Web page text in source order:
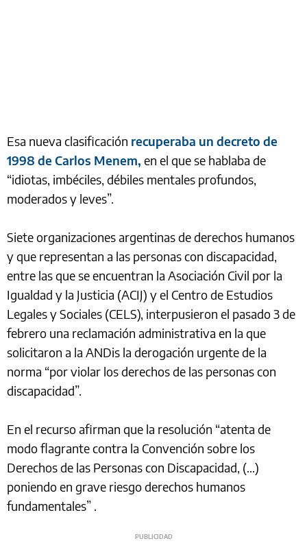
Esa nueva clasificación recuperaba un decreto de
1998 de Carlos Menem, en el que se hablaba de
“idiotas, imbéciles, débiles mentales profundos,
moderados y leves”.
Siete organizaciones argentinas de derechos humanos
y que representan a las personas con discapacidad,
entre las que se encuentran la Asociación Civil por la
Igualdad y la Justicia (ACIJ) y el Centro de Estudios
Legales y Sociales (CELS), interpusieron el pasado 3 de
febrero una reclamación administrativa en la que
solicitaron a la ANDis la derogación urgente de la
norma “por violar los derechos de las personas con
discapacidad”.
En el recurso afirman que la resolución “atenta de
modo flagrante contra la Convención sobre los
Derechos de las Personas con Discapacidad, (...)
poniendo en grave riesgo derechos humanos
fundamentales” .